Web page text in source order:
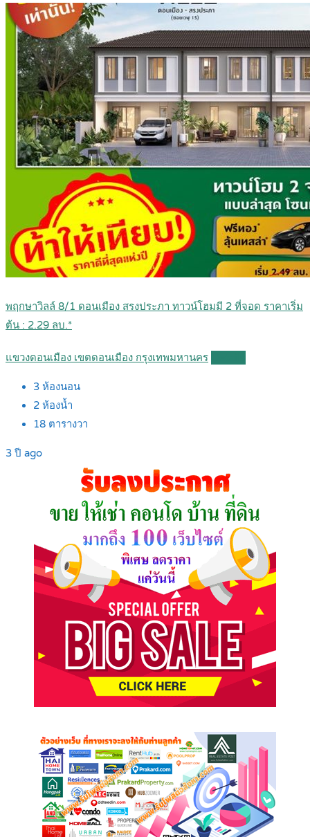
พฤกษาวิลล์ 8/1 ดอนเมือง สรงประภา ทาวน์โฮมมี 2 ที่จอด ราคาเริ่ม
ต้น : 2.29 ลบ.*
แขวงดอนเมือง เขตดอนเมือง กรุงเทพมหานคร
3 ห้องนอน
2 ห้องน้ำ
18 ตารางวา
3 ปี ago